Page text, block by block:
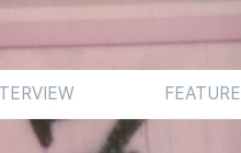
FEATURE